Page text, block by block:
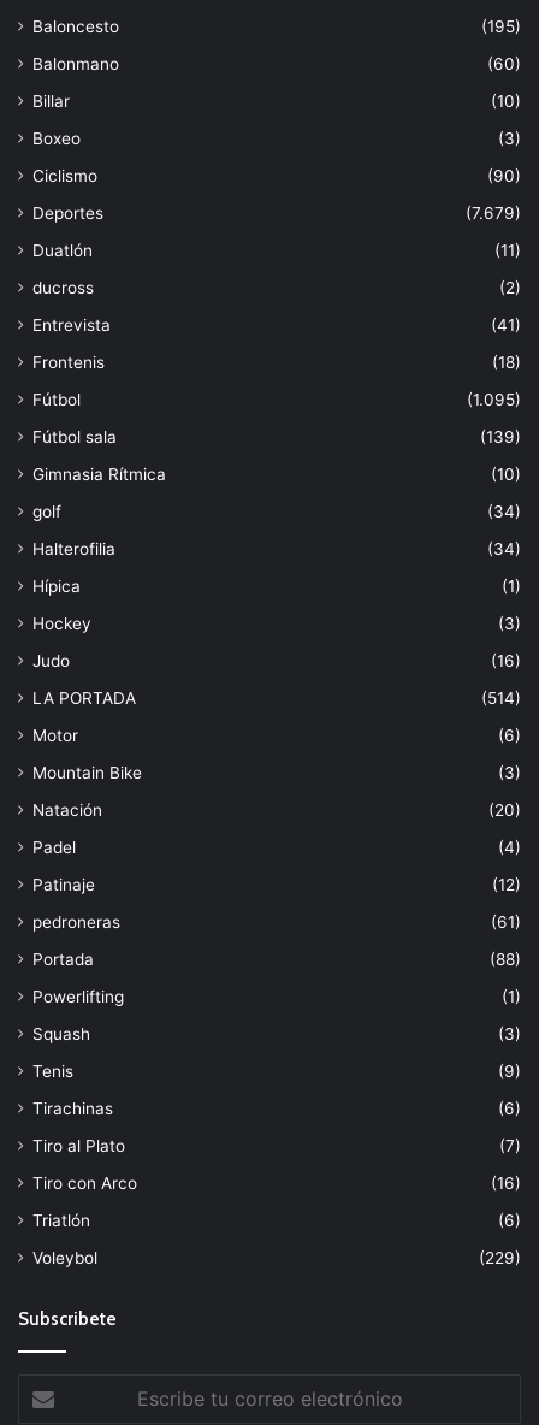
Baloncesto
(195)
Balonmano
(60)
Billar
(10)
Boxeo
(3)
Ciclismo
(90)
Deportes
(7.679)
Duatlón
(11)
ducross
(2)
Entrevista
(41)
Frontenis
(18)
Fútbol
(1.095)
Fútbol sala
(139)
Gimnasia Rítmica
(10)
golf
(34)
Halterofilia
(34)
Hípica
(1)
Hockey
(3)
Judo
(16)
LA PORTADA
(514)
Motor
(6)
Mountain Bike
(3)
Natación
(20)
Padel
(4)
Patinaje
(12)
pedroneras
(61)
Portada
(88)
Powerlifting
(1)
Squash
(3)
Tenis
(9)
Tirachinas
(6)
Tiro al Plato
(7)
Tiro con Arco
(16)
Triatlón
(6)
Voleybol
(229)
Subscribete
tu